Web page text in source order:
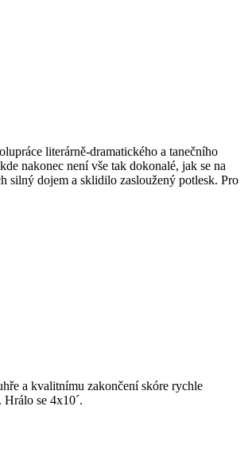
literárně-dramatického a tanečního
nakonec není vše tak dokonalé, jak se na
silný dojem a sklidilo zasloužený potlesk. Pro
a kvalitnímu zakončení skóre rychle
se 4x10´.